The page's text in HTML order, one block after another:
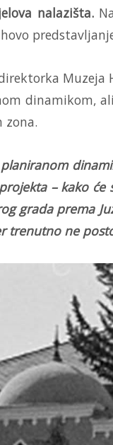
nalazišta.
Muzeja
dinamikom,
zona.
– kako
grada prema
trenutno ne